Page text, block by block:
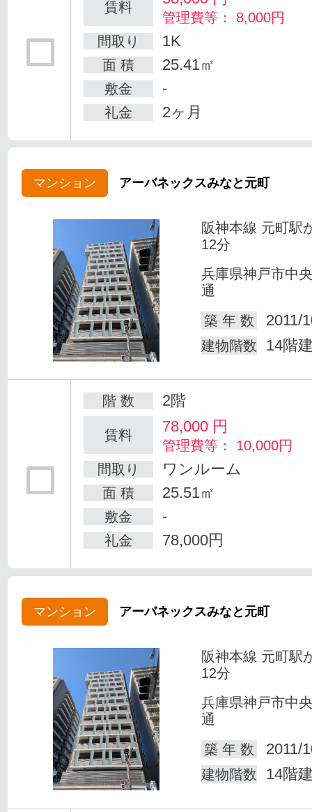
賃料
管理費等： 8,000円
間取り
1K
面 積 25.41㎡
敷金 -
礼金 2ヶ月
マンション アーバネックスみなと元町
阪神本線 元町駅
12分
兵庫県神戸市中
通
築 年 数
2011/
建物階数 14階
階 数 2階
賃料 78,000 円
管理費等： 10,000円
間取り
ワンルーム
面 積 25.51㎡
敷金 -
礼金 78,000円
マンション アーバネックスみなと元町
阪神本線 元町駅
12分
兵庫県神戸市中
通
築 年 数
2011/
建物階数 14階